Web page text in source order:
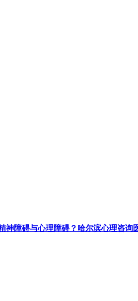
神障碍与心理障碍？哈尔滨心理咨询